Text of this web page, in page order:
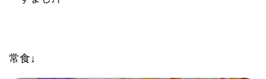
常食↓